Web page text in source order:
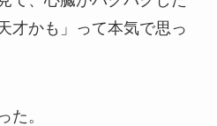
才かも」って本気で思っ
た。